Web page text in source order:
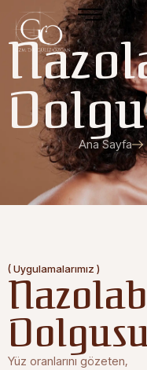
Ana Sayfa
( Uygulamalarımız )
Yüz oranlarını gözeten,